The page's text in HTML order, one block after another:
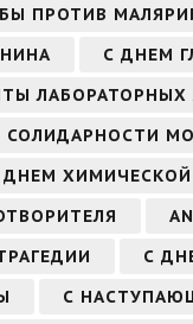
ПРОТИВ
С ДНЕМ
ДНЕМ
С
С